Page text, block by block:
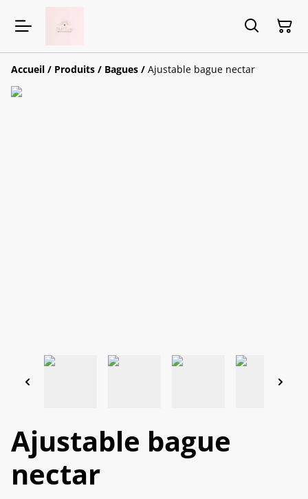
Accueil / Produits / Bagues / Ajustable bague nectar
Ajustable bague
nectar